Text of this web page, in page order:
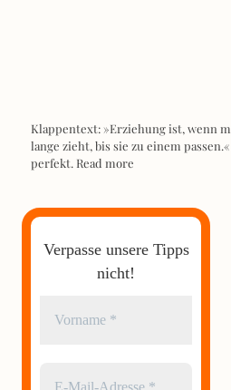
Klappentext: »Erziehung ist, wenn
lange zieht, bis sie zu einem
perfekt. Read more
Verpasse unsere Tipps
nicht!